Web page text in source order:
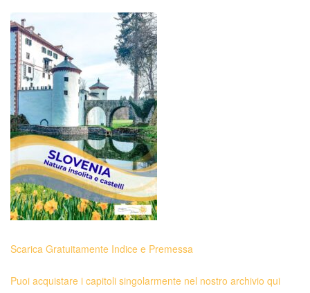
Scarica Gratuitamente Indice e Premessa
Puoi acquistare i capitoli singolarmente nel nostro archivio qui